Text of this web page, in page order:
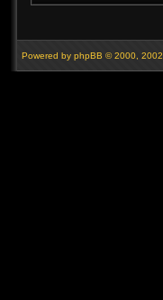
Powered by phpBB © 2000,